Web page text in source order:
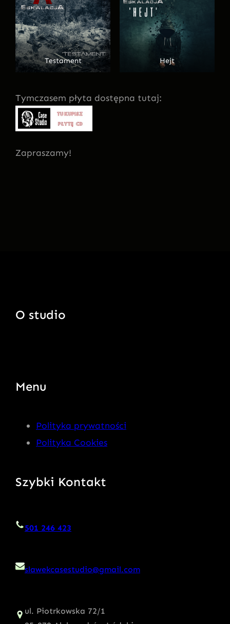
Testament Hejt
Tymczasem płyta dostępna tutaj:
Zapraszamy!
O studio
Menu
Polityka prywatności
Polityka Cookies
Szybki Kontakt
501 246 423
slawekcasestudio@gmail.com
ul. Piotrkowska 72/1